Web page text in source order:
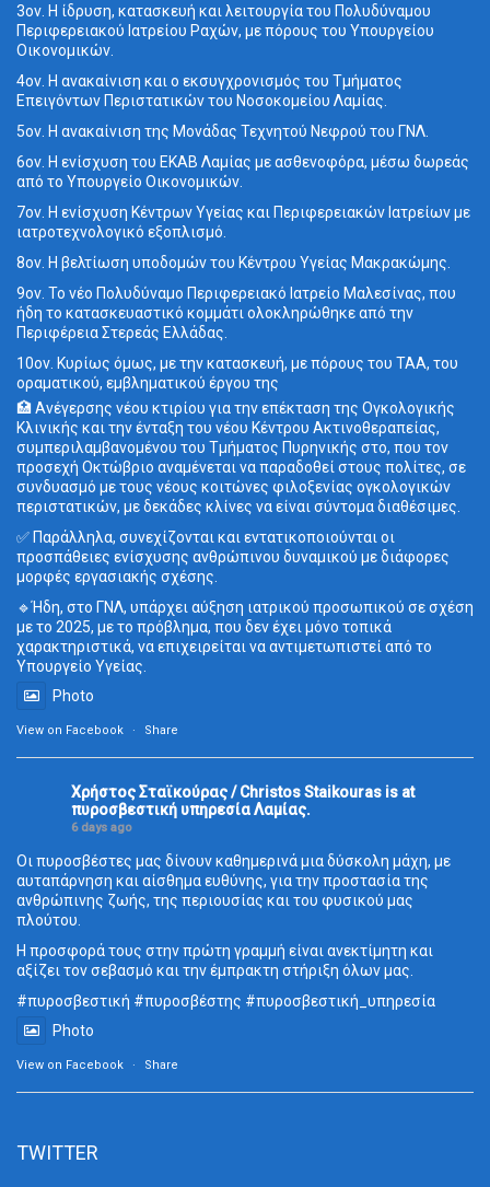
3ον. Η ίδρυση, κατασκευή και λειτουργία του Πολυδύναμου
Περιφερειακού Ιατρείου Ραχών, με πόρους του Υπουργείου
Οικονομικών.
4ον. Η ανακαίνιση και ο εκσυγχρονισμός του Τμήματος
Επειγόντων Περιστατικών του Νοσοκομείου Λαμίας.
5ον. Η ανακαίνιση της Μονάδας Τεχνητού Νεφρού του ΓΝΛ.
6ον. Η ενίσχυση του ΕΚΑΒ Λαμίας με ασθενοφόρα, μέσω δωρεάς
από το Υπουργείο Οικονομικών.
7ον. Η ενίσχυση Κέντρων Υγείας και Περιφερειακών Ιατρείων με
ιατροτεχνολογικό εξοπλισμό.
8ον. Η βελτίωση υποδομών του Κέντρου Υγείας Μακρακώμης.
9ον. Το νέο Πολυδύναμο Περιφερειακό Ιατρείο Μαλεσίνας, που
ήδη το κατασκευαστικό κομμάτι ολοκληρώθηκε από την
Περιφέρεια Στερεάς Ελλάδας.
10ον. Κυρίως όμως, με την κατασκευή, με πόρους του ΤΑΑ, του
οραματικού, εμβληματικού έργου της
🏥 Ανέγερσης νέου κτιρίου για την επέκταση της Ογκολογικής
Κλινικής και την ένταξη του νέου Κέντρου Ακτινοθεραπείας,
συμπεριλαμβανομένου του Τμήματος Πυρηνικής στο, που τον
προσεχή Οκτώβριο αναμένεται να παραδοθεί στους πολίτες, σε
συνδυασμό με τους νέους κοιτώνες φιλοξενίας ογκολογικών
περιστατικών, με δεκάδες κλίνες να είναι σύντομα διαθέσιμες.
✅ Παράλληλα, συνεχίζονται και εντατικοποιούνται οι
προσπάθειες ενίσχυσης ανθρώπινου δυναμικού με διάφορες
μορφές εργασιακής σχέσης.
🔹Ήδη, στο ΓΝΛ, υπάρχει αύξηση ιατρικού προσωπικού σε σχέση
με το 2025, με το πρόβλημα, που δεν έχει μόνο τοπικά
χαρακτηριστικά, να επιχειρείται να αντιμετωπιστεί από το
Υπουργείο Υγείας.
Photo
View on Facebook · Share
Χρήστος Σταϊκούρας / Christos Staikouras is at
πυροσβεστική υπηρεσία Λαμίας.
6 days ago
Οι πυροσβέστες μας δίνουν καθημερινά μια δύσκολη μάχη, με
αυταπάρνηση και αίσθημα ευθύνης, για την προστασία της
ανθρώπινης ζωής, της περιουσίας και του φυσικού μας
πλούτου.
Η προσφορά τους στην πρώτη γραμμή είναι ανεκτίμητη και
αξίζει τον σεβασμό και την έμπρακτη στήριξη όλων μας.
#πυροσβεστική #πυροσβέστης #πυροσβεστική_υπηρεσία
Photo
View on Facebook · Share
TWITTER